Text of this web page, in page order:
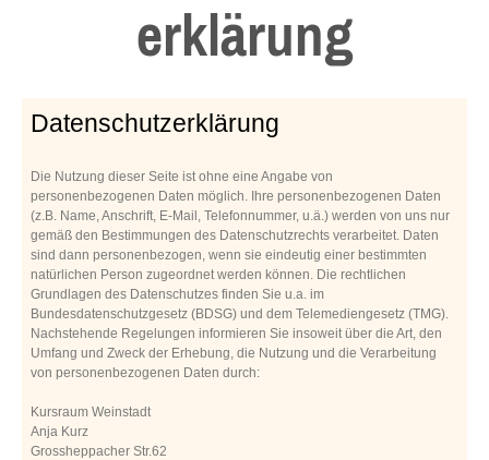
erklärung
Datenschutzerklärung
Die Nutzung dieser Seite ist ohne eine Angabe von
personenbezogenen Daten möglich. Ihre personenbezogenen Daten
(z.B. Name, Anschrift, E-Mail, Telefonnummer, u.ä.) werden von uns nur
gemäß den Bestimmungen des Datenschutzrechts verarbeitet. Daten
sind dann personenbezogen, wenn sie eindeutig einer bestimmten
natürlichen Person zugeordnet werden können. Die rechtlichen
Grundlagen des Datenschutzes finden Sie u.a. im
Bundesdatenschutzgesetz (BDSG) und dem Telemediengesetz (TMG).
Nachstehende Regelungen informieren Sie insoweit über die Art, den
Umfang und Zweck der Erhebung, die Nutzung und die Verarbeitung
von personenbezogenen Daten durch:
Kursraum Weinstadt
Anja Kurz
Grossheppacher Str.62